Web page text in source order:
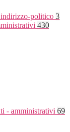
politico 3
430
- amministrativi 69